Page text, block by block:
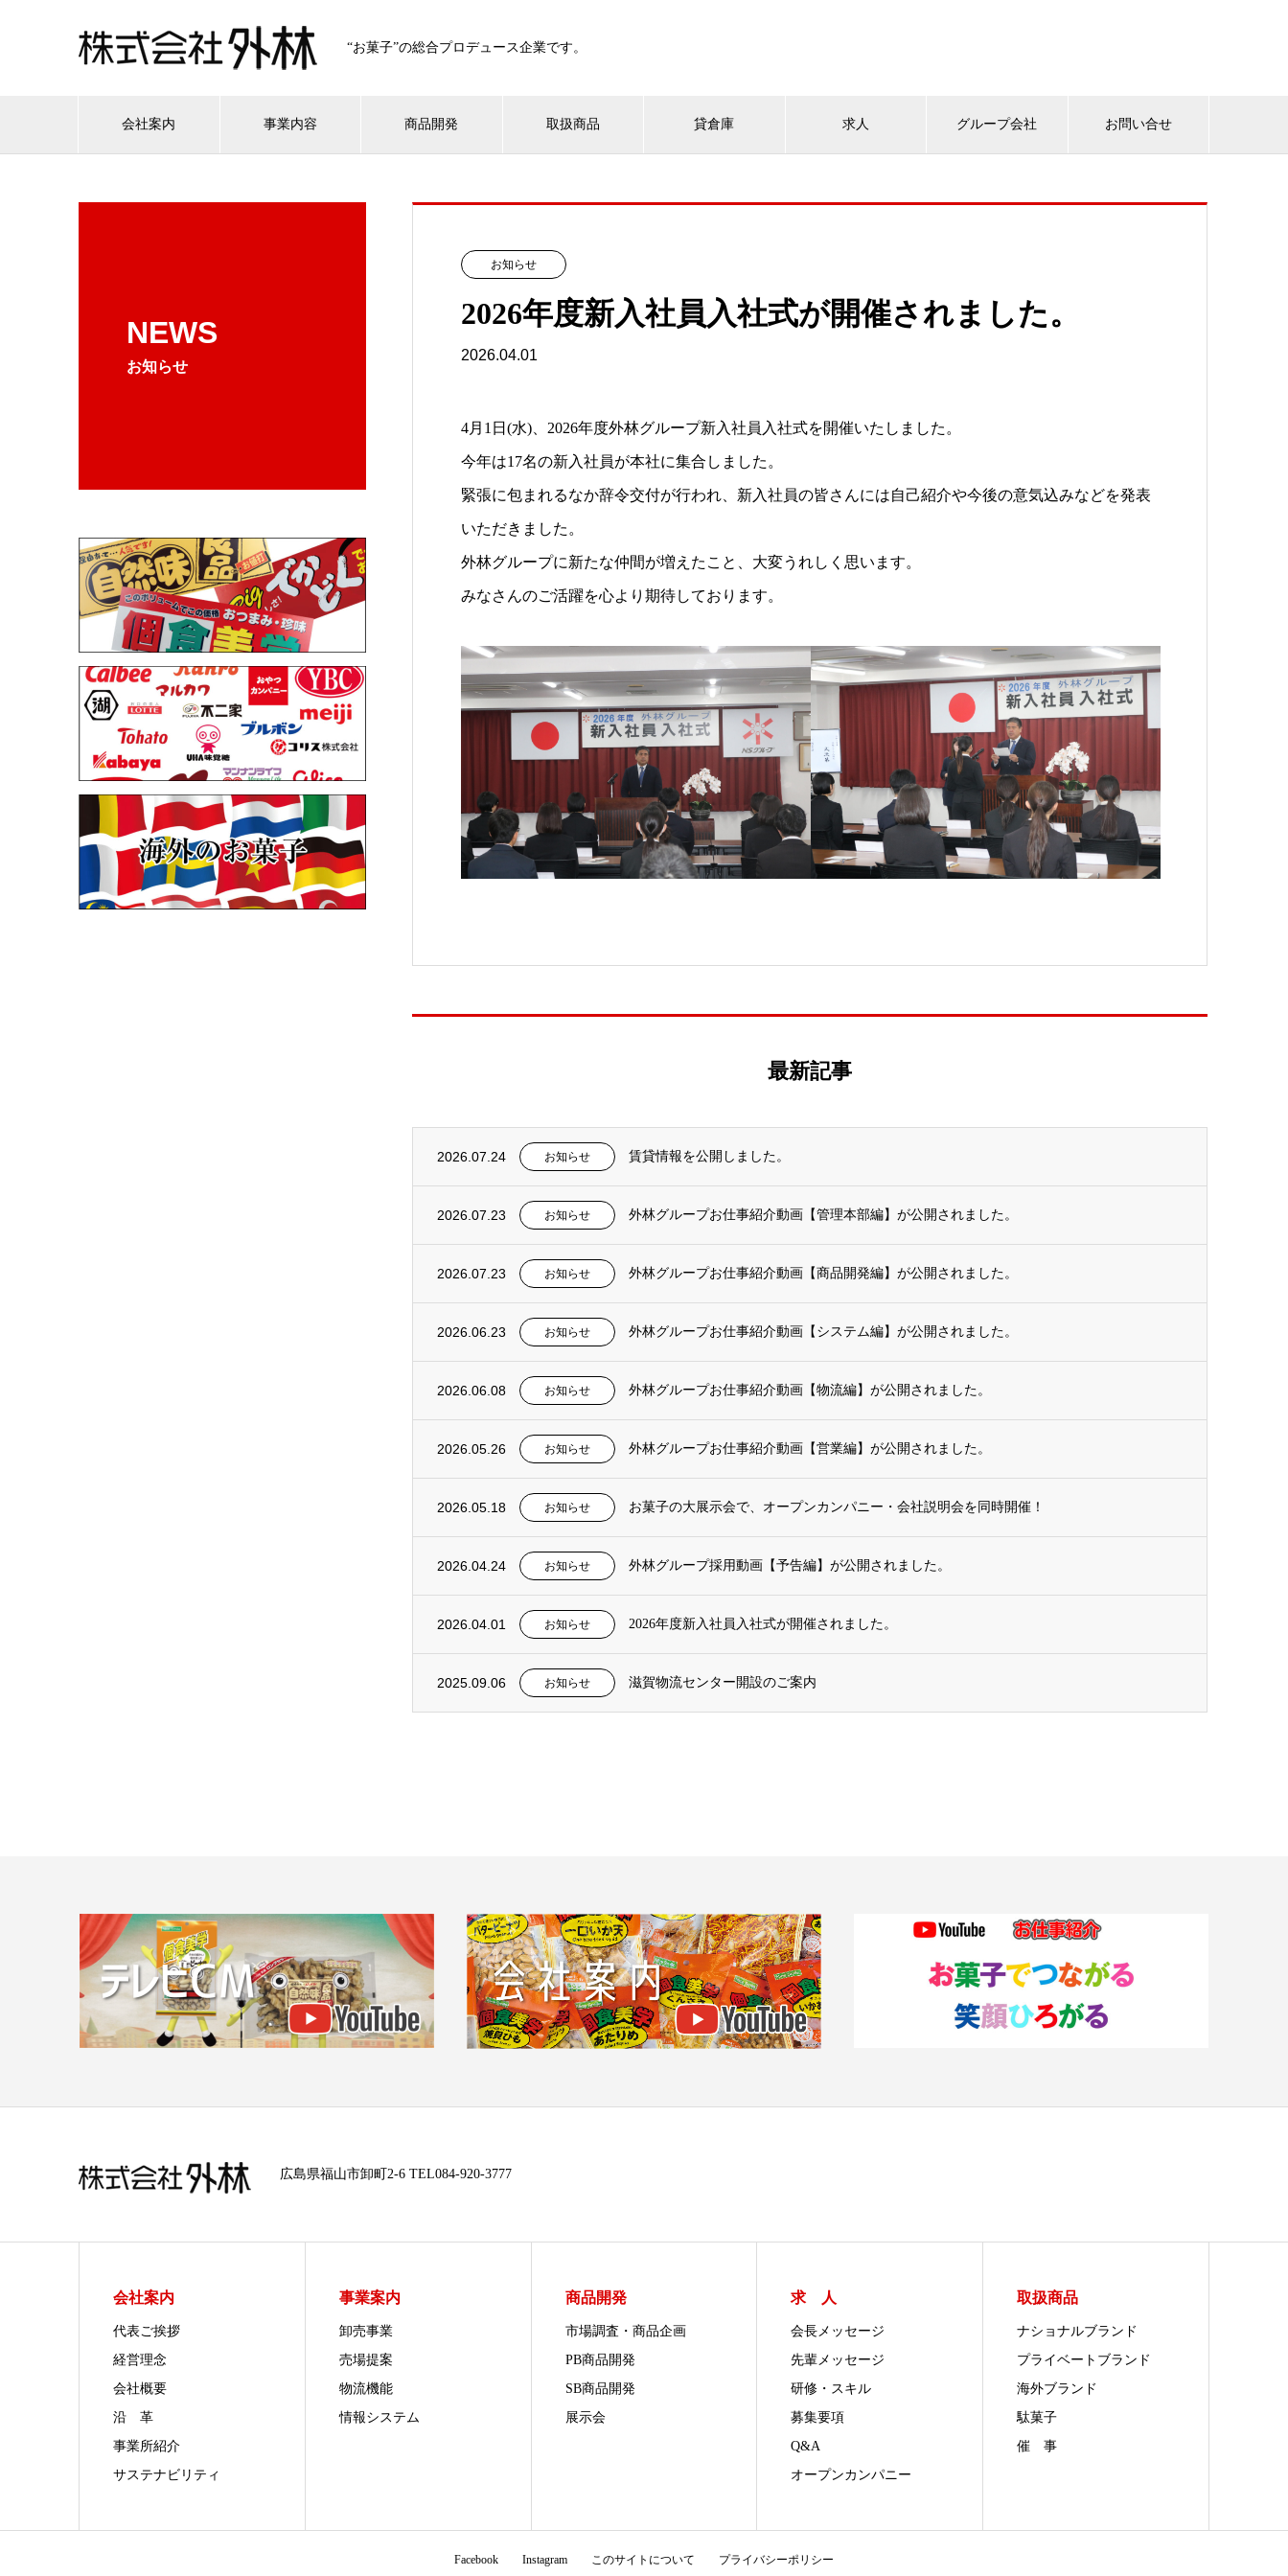
“お菓子”の総合プロデュース企業です。
会社案内 事業内容 商品開発 取扱商品 貸倉庫 求人 グループ会社 お問い合せ
NEWS
お知らせ
お知らせ
2026年度新入社員入社式が開催されました。
2026.04.01
4月1日(水)、2026年度外林グループ新入社員入社式を開催いたしました。
今年は17名の新入社員が本社に集合しました。
緊張に包まれるなか辞令交付が行われ、新入社員の皆さんには自己紹介や今後の意気込みなどを発表
いただきました。
外林グループに新たな仲間が増えたこと、大変うれしく思います。
みなさんのご活躍を心より期待しております。
最新記事
2026.07.24 お知らせ 賃貸情報を公開しました。
2026.07.23 お知らせ 外林グループお仕事紹介動画【管理本部編】が公開されました。
2026.07.23 お知らせ 外林グループお仕事紹介動画【商品開発編】が公開されました。
2026.06.23 お知らせ 外林グループお仕事紹介動画【システム編】が公開されました。
2026.06.08 お知らせ 外林グループお仕事紹介動画【物流編】が公開されました。
2026.05.26 お知らせ 外林グループお仕事紹介動画【営業編】が公開されました。
2026.05.18 お知らせ お菓子の大展示会で、オープンカンパニー・会社説明会を同時開催！
2026.04.24 お知らせ 外林グループ採用動画【予告編】が公開されました。
2026.04.01 お知らせ 2026年度新入社員入社式が開催されました。
2025.09.06 お知らせ 滋賀物流センター開設のご案内
広島県福山市卸町2-6 TEL084-920-3777
会社案内
代表ご挨拶
経営理念
会社概要
沿 革
事業所紹介
サステナビリティ
事業案内
卸売事業
売場提案
物流機能
情報システム
商品開発
市場調査・商品企画
PB商品開発
SB商品開発
展示会
求 人
会長メッセージ
先輩メッセージ
研修・スキル
募集要項
Q&A
オープンカンパニー
取扱商品
ナショナルブランド
プライベートブランド
海外ブランド
駄菓子
催 事
Facebook Instagram このサイトについて プライバシーポリシー